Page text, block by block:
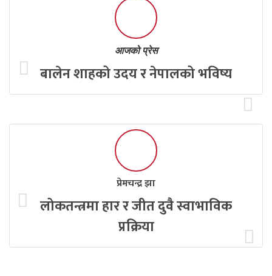
आजको प्रेस
बालेन शाहको उदय र नेपालको भविष्य
प्रेमचन्द्र झा
लोकतन्त्रमा हार र जीत दुवै स्वाभाविक
प्रक्रिया